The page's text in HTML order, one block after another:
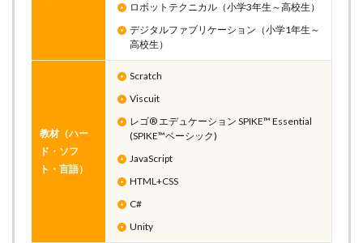
ロボットテクニカル（小学3年生～高校生）
デジタルファブリケーション（小学1年生～
高校生）
教材（ハー
ド・ソフ
ト・言語）
Scratch
Viscuit
レゴ® エデュケーション SPIKE™ Essential
(SPIKE™ベーシック)
JavaScript
HTML+CSS
C#
Unity